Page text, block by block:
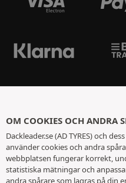
OM COOKIES OCH ANDRA
Dackleader.se (AD TYRES) och
använder cookies och andra
webbplatsen fungerar korrekt,
statistiska mätningar och
andra spårare som lagras på din